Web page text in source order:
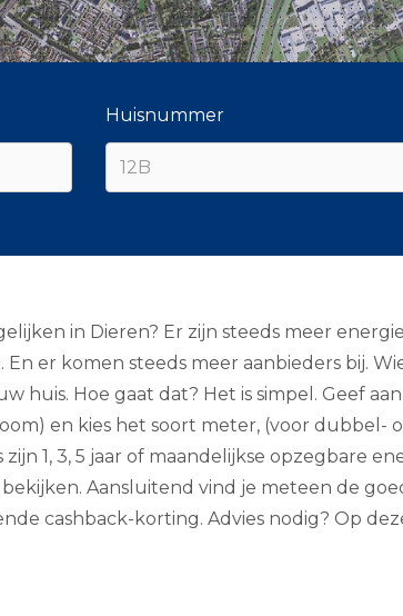
Huisnummer
in Dieren? Er zijn steeds meer
er komen steeds meer aanbieders bij.
huis. Hoe gaat dat? Het is simpel. Geef
en kies het soort meter, (voor dubbel-
1, 3, 5 jaar of maandelijkse opzegbare
Aansluitend vind je meteen de
cashback-korting. Advies nodig? Op